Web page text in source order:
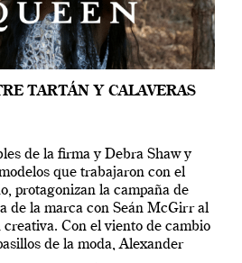
TARTÁN Y CALAVERAS
de la firma y Debra Shaw y
que trabajaron con el
protagonizan la campaña de
de la marca con Seán McGirr al
Con el viento de cambio
de la moda, Alexander